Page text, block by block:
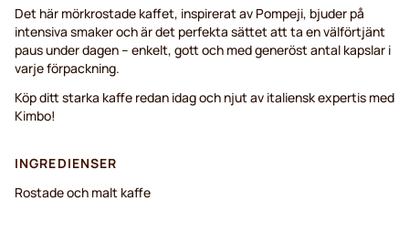
Det här mörkrostade kaffet, inspirerat av Pompeji, bjuder på
intensiva smaker och är det perfekta sättet att ta en välförtjänt
paus under dagen – enkelt, gott och med generöst antal kapslar i
varje förpackning.
Köp ditt starka kaffe redan idag och njut av italiensk expertis med
Kimbo!
INGREDIENSER
Rostade och malt kaffe